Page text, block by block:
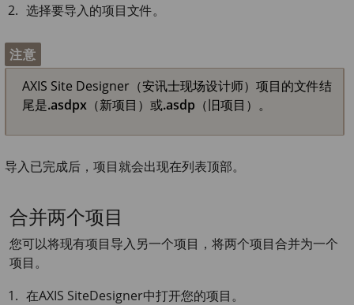
选择要导入的项目文件。
注意
AXIS Site Designer（安讯士现场设计师）项目的文件结
尾是.asdpx （新项目）或.asdp （旧项目）。
导入已完成后，项目就会出现在列表顶部。
合并两个项目
您可以将现有项目导入另一个项目，将两个项目合并为一个
项目。
在AXIS SiteDesigner中打开您的项目。